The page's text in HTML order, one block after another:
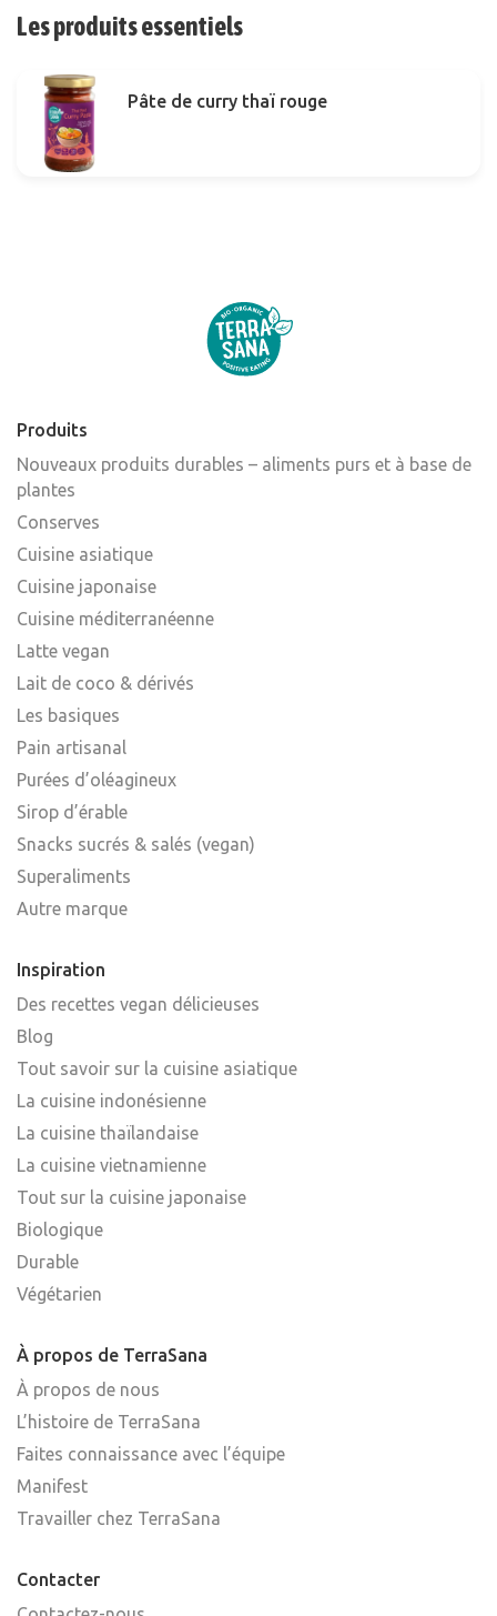
Les produits essentiels
Pâte de curry thaï rouge
Produits
Nouveaux produits durables – aliments purs et à base de
plantes
Conserves
Cuisine asiatique
Cuisine japonaise
Cuisine méditerranéenne
Latte vegan
Lait de coco & dérivés
Les basiques
Pain artisanal
Purées d’oléagineux
Sirop d’érable
Snacks sucrés & salés (vegan)
Superaliments
Autre marque
Inspiration
Des recettes vegan délicieuses
Blog
Tout savoir sur la cuisine asiatique
La cuisine indonésienne
La cuisine thaïlandaise
La cuisine vietnamienne
Tout sur la cuisine japonaise
Biologique
Durable
Végétarien
À propos de TerraSana
À propos de nous
L’histoire de TerraSana
Faites connaissance avec l’équipe
Manifest
Travailler chez TerraSana
Contacter